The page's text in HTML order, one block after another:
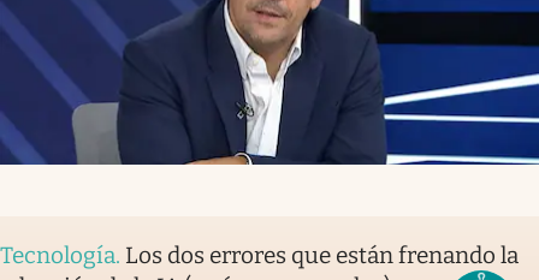
Tecnología. Los dos errores que están frenando la